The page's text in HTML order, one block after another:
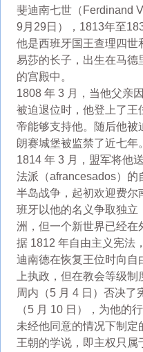
斐迪南七世（Ferdinand
9月29日），1813年至
他是西班牙国王查理四世
易莎的长子，出生在马德
的宫殿中。
1808 年 3 月，当他父亲
被迫退位时，他登上了王
帝能够支持他。随后他被
朗赛城堡被监禁了近七年。
1814 年 3 月，盟军将他
法派（afrancesados）的
半岛战争，起初欢迎费尔
班牙以他的名义争取独立
洲，但一个新世界已经在
据 1812 年自由主义宪法
迪南德在恢复王位时向自
上执政，但在教会等级
周内（5 月 4 日）否决了
（5 月 10 日），为他的
未经他同意的情况下制
王朝的学说，即主权只属